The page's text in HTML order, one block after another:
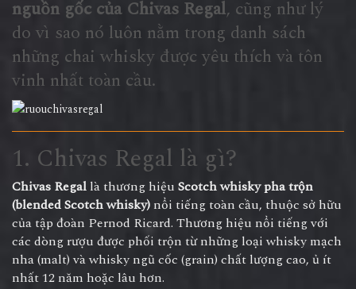
nguồn gốc của Chivas Regal, cũng như lý
do vì sao nó luôn nằm trong danh sách
những chai whisky được yêu thích và tôn
vinh nhất toàn cầu.
1. Chivas Regal là gì?
Chivas Regal là thương hiệu Scotch whisky pha trộn
(blended Scotch whisky) nổi tiếng toàn cầu, thuộc sở hữu
của tập đoàn Pernod Ricard. Thương hiệu nổi tiếng với
các dòng rượu được phối trộn từ những loại whisky mạch
nha (malt) và whisky ngũ cốc (grain) chất lượng cao, ủ ít
nhất 12 năm hoặc lâu hơn.